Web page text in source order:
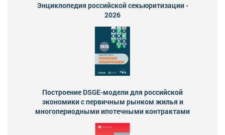
Энциклопедия российской секьюритизации -
2026
Построение DSGE-модели для российской
экономики с первичным рынком жилья и
многопериодными ипотечными контрактами